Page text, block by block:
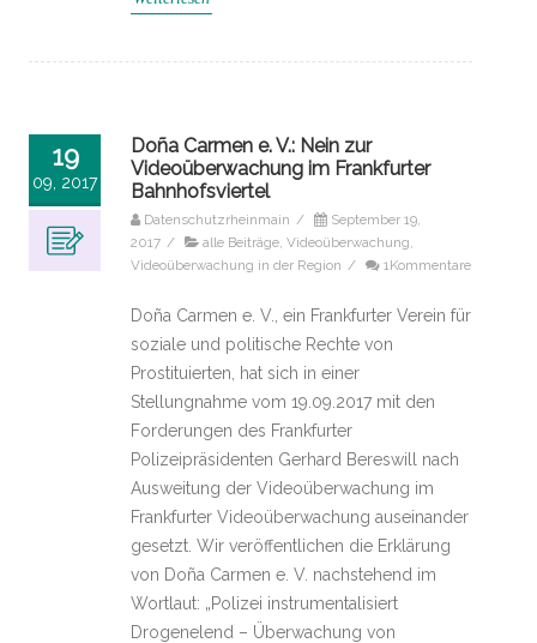
19
09, 2017
Doña Carmen e. V.: Nein zur
Videoüberwachung im Frankfurter
Bahnhofsviertel
Datenschutzrheinmain /
September 19,
2017 / alle Beiträge, Videoüberwachung,
Videoüberwachung in der Region / 1Kommentare
Doña Carmen e. V., ein Frankfurter Verein für
soziale und politische Rechte von
Prostituierten, hat sich in einer
Stellungnahme vom 19.09.2017 mit den
Forderungen des Frankfurter
Polizeipräsidenten Gerhard Bereswill nach
Ausweitung der Videoüberwachung im
Frankfurter Videoüberwachung auseinander
gesetzt. Wir veröffentlichen die Erklärung
von Doña Carmen e. V. nachstehend im
Wortlaut: „Polizei instrumentalisiert
Drogenelend – Überwachung von